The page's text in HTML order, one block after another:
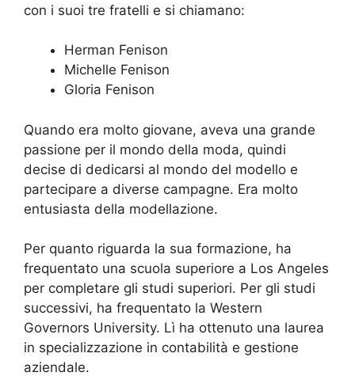
con i suoi tre fratelli e si chiamano:
Herman Fenison
Michelle Fenison
Gloria Fenison
Quando era molto giovane, aveva una grande
passione per il mondo della moda, quindi
decise di dedicarsi al mondo del modello e
partecipare a diverse campagne. Era molto
entusiasta della modellazione.
Per quanto riguarda la sua formazione, ha
frequentato una scuola superiore a Los Angeles
per completare gli studi superiori. Per gli studi
successivi, ha frequentato la Western
Governors University. Lì ha ottenuto una laurea
in specializzazione in contabilità e gestione
aziendale.